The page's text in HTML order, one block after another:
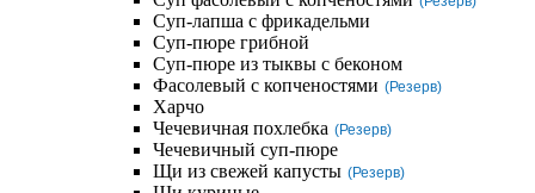
Суп-лапша с фрикадельми
Суп-пюре грибной
Суп-пюре из тыквы с беконом
Фасолевый с копченостями (Резерв)
Харчо
Чечевичная похлебка (Резерв)
Чечевичный суп-пюре
Щи из свежей капусты (Резерв)